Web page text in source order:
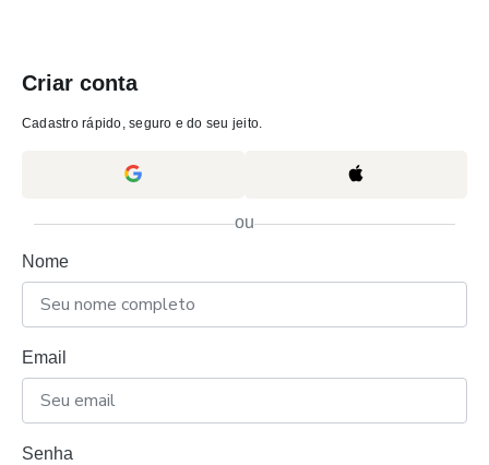
Criar conta
Cadastro rápido, seguro e do seu jeito.
ou
Nome
Email
Senha